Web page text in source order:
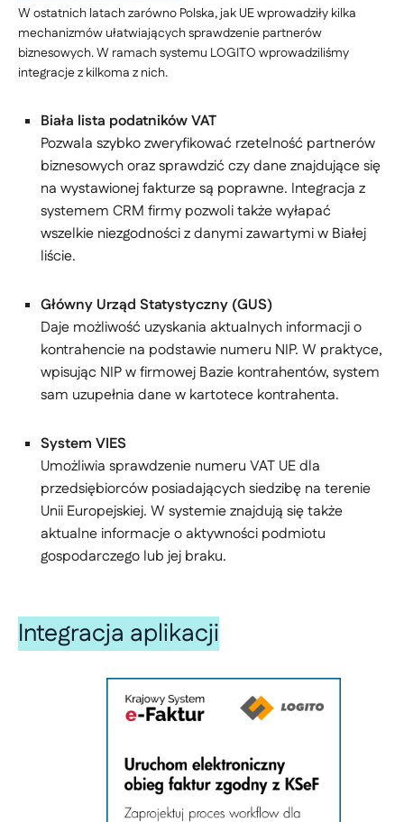
W ostatnich latach zarówno Polska, jak UE wprowadziły kilka
mechanizmów ułatwiających sprawdzenie partnerów
biznesowych. W ramach systemu LOGITO wprowadziliśmy
integracje z kilkoma z nich.
Biała lista podatników VAT
Pozwala szybko zweryfikować rzetelność partnerów
biznesowych oraz sprawdzić czy dane znajdujące się
na wystawionej fakturze są poprawne. Integracja z
systemem CRM firmy pozwoli także wyłapać
wszelkie niezgodności z danymi zawartymi w Białej
liście.
Główny Urząd Statystyczny (GUS)
Daje możliwość uzyskania aktualnych informacji o
kontrahencie na podstawie numeru NIP. W praktyce,
wpisując NIP w firmowej Bazie kontrahentów, system
sam uzupełnia dane w kartotece kontrahenta.
System VIES
Umożliwia sprawdzenie numeru VAT UE dla
przedsiębiorców posiadających siedzibę na terenie
Unii Europejskiej. W systemie znajdują się także
aktualne informacje o aktywności podmiotu
gospodarczego lub jej braku.
Integracja aplikacji